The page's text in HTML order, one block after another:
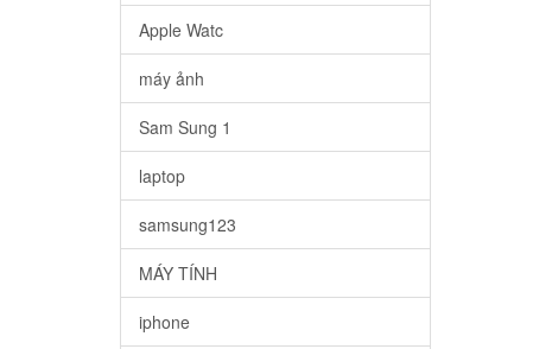
Apple Watc
máy ảnh
Sam Sung 1
laptop
samsung123
MÁY TÍNH
iphone